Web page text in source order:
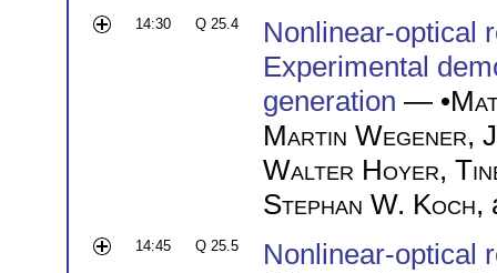
14:30 Q 25.4
Nonlinear-optical
Experimental
generation — •
Martin Wegener,
Walter Hoyer,
Stephan W. Koch,
14:45 Q 25.5
Nonlinear-optical